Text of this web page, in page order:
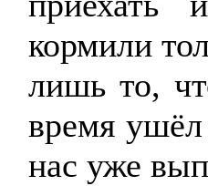
кормили
лишь то,
время ушёл
нас уже